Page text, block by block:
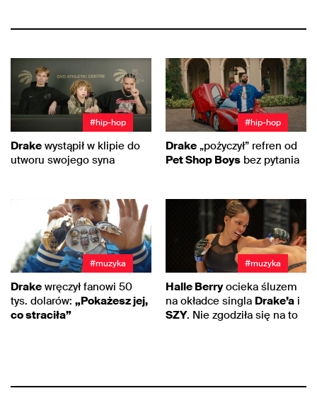
#hip-hop
Drake wystąpił w klipie do
utworu swojego syna
#hip-hop
Drake „pożyczył” refren od
Pet Shop Boys bez pytania
#muzyka
Drake wręczył fanowi 50
tys. dolarów: „Pokażesz jej,
co straciła”
#muzyka
Halle Berryocieka śluzem
na okładce singla Drake’a i
SZY. Nie zgodziła się na to